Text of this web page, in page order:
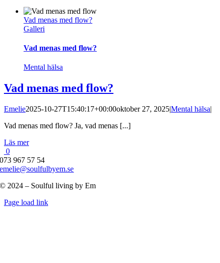
Vad menas med flow?
Galleri
Vad menas med flow?
Mental hälsa
Vad menas med flow?
Emelie2025-10-27T15:40:17+00:00oktober 27, 2025|Mental hälsa|
Vad menas med flow? Ja, vad menas [...]
Läs mer
0
073 967 57 54
emelie@soulfulbyem.se
© 2024 – Soulful living by Em
Byt
Page load link